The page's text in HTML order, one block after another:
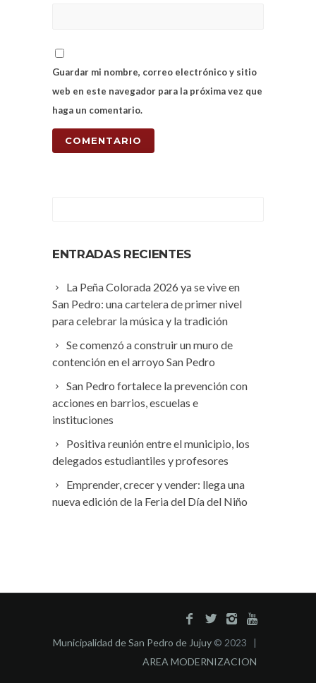
Guardar mi nombre, correo electrónico y sitio
web en este navegador para la próxima vez que
haga un comentario.
ENTRADAS RECIENTES
La Peña Colorada 2026 ya se vive en
San Pedro: una cartelera de primer nivel
para celebrar la música y la tradición
Se comenzó a construir un muro de
contención en el arroyo San Pedro
San Pedro fortalece la prevención con
acciones en barrios, escuelas e
instituciones
Positiva reunión entre el municipio, los
delegados estudiantiles y profesores
Emprender, crecer y vender: llega una
nueva edición de la Feria del Día del Niño
Municipalidad de San Pedro de Jujuy © 2023 |
AREA MODERNIZACION